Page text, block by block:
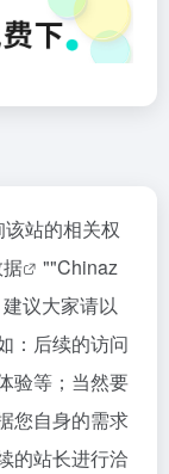
站的相关权
""Chinaz
议大家请以
：后续的访问
验等；当然要
您自身的需求
的站长进行洽